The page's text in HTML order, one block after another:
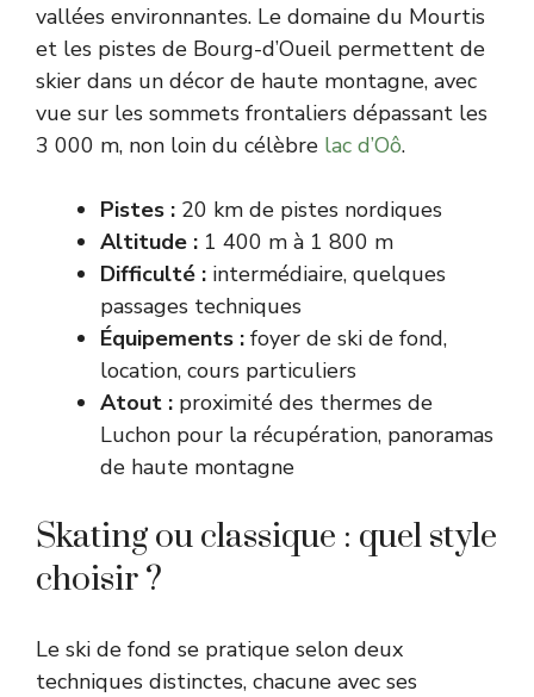
vallées environnantes. Le domaine du Mourtis
et les pistes de Bourg-d’Oueil permettent de
skier dans un décor de haute montagne, avec
vue sur les sommets frontaliers dépassant les
3 000 m, non loin du célèbre lac d’Oô.
Pistes : 20 km de pistes nordiques
Altitude : 1 400 m à 1 800 m
Difficulté : intermédiaire, quelques
passages techniques
Équipements : foyer de ski de fond,
location, cours particuliers
Atout : proximité des thermes de
Luchon pour la récupération, panoramas
de haute montagne
Skating ou classique : quel style
choisir ?
Le ski de fond se pratique selon deux
techniques distinctes, chacune avec ses